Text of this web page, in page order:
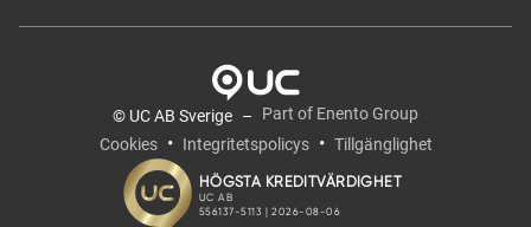
© UC AB Sverige
Part of Enento Group
Cookies
Integritetspolicys Tillgänglighet